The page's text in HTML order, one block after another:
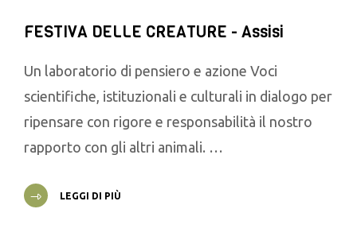
FESTIVA DELLE CREATURE - Assisi
Un laboratorio di pensiero e azione Voci
scientifiche, istituzionali e culturali in dialogo per
ripensare con rigore e responsabilità il nostro
rapporto con gli altri animali. …
LEGGI DI PIÙ